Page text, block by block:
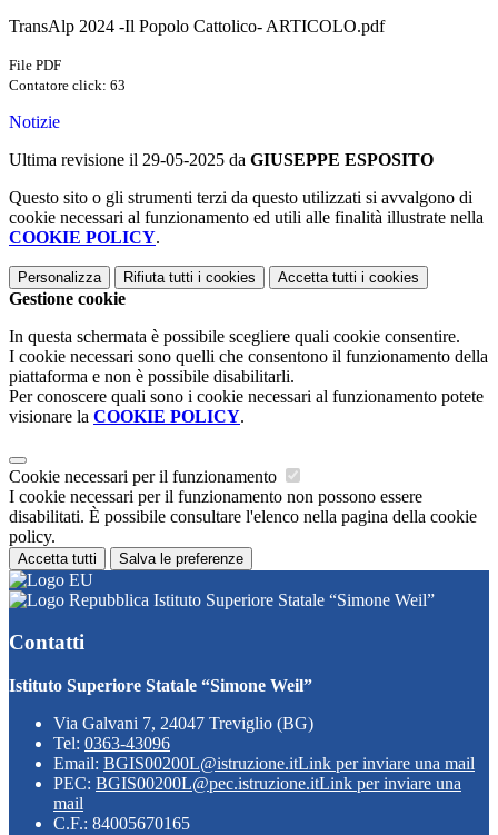
TransAlp 2024 -Il Popolo Cattolico- ARTICOLO.pdf
File PDF
Contatore click: 63
Notizie
Ultima revisione il 29-05-2025 da GIUSEPPE ESPOSITO
Questo sito o gli strumenti terzi da questo utilizzati si avvalgono di
cookie necessari al funzionamento ed utili alle finalità illustrate nella
COOKIE POLICY.
Personalizza Rifiuta tutti i cookies Accetta tutti i cookies
Gestione cookie
In questa schermata è possibile scegliere quali cookie consentire.
I cookie necessari sono quelli che consentono il funzionamento della
piattaforma e non è possibile disabilitarli.
Per conoscere quali sono i cookie necessari al funzionamento potete
visionare la COOKIE POLICY.
Cookie necessari per il funzionamento
I cookie necessari per il funzionamento non possono essere
disabilitati. È possibile consultare l'elenco nella pagina della cookie
policy.
Accetta tutti Salva le preferenze
Istituto Superiore Statale “Simone Weil”
Contatti
Istituto Superiore Statale “Simone Weil”
Via Galvani 7, 24047 Treviglio (BG)
Tel: 0363-43096
Email: BGIS00200L@istruzione.itLink per inviare una mail
PEC: BGIS00200L@pec.istruzione.itLink per inviare una
mail
C.F.: 84005670165